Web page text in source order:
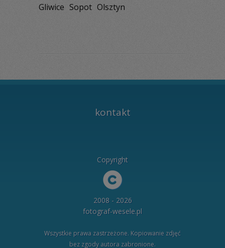
Gliwice Sopot Olsztyn
kontakt
Copyright
2008 - 2026
fotograf-wesele.pl
Wszystkie prawa zastrzeżone. Kopiowanie zdjęć
bez zgody autora zabronione.